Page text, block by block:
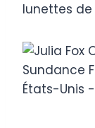
lunettes de